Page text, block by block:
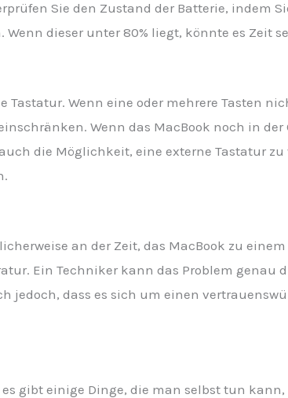
Sie den Zustand der Batterie, indem
dieser unter 80% liegt, könnte es Zeit
Tastatur. Wenn eine oder mehrere Tasten
Wenn das MacBook noch in
die Möglichkeit, eine externe Tastatur zu
an der Zeit, das MacBook zu
Ein Techniker kann das Problem genau
jedoch, dass es sich um einen
gibt einige Dinge, die man selbst tun kann,